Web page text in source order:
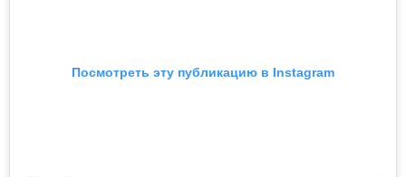
Посмотреть эту публикацию в Instagram